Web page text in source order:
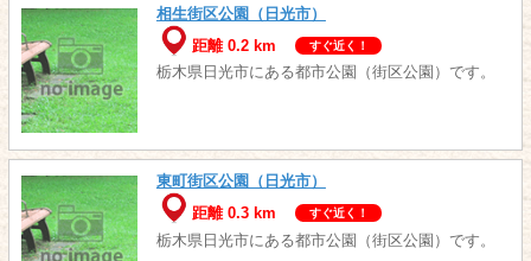
相生街区公園（日光市）
距離 0.2 km
すぐ近く！
栃木県日光市にある都市公園（街区公園）です。
東町街区公園（日光市）
距離 0.3 km
すぐ近く！
栃木県日光市にある都市公園（街区公園）です。